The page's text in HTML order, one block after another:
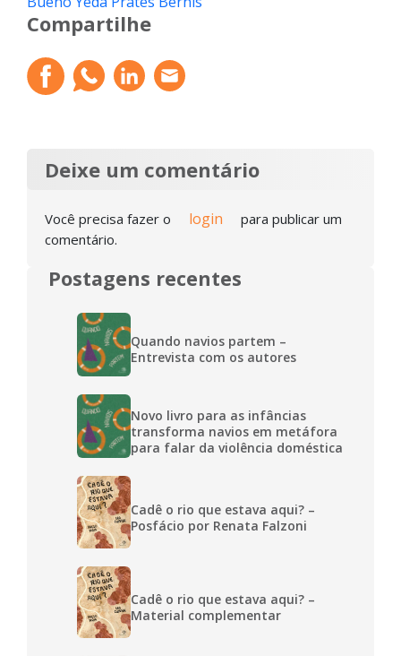
Compartilhe
Deixe um comentário
Você precisa fazer o login
para publicar um
comentário.
Postagens recentes
Quando navios partem –
Entrevista com os autores
Novo livro para as infâncias
transforma navios em metáfora
para falar da violência doméstica
Cadê o rio que estava aqui? –
Posfácio por Renata Falzoni
Cadê o rio que estava aqui? –
Material complementar